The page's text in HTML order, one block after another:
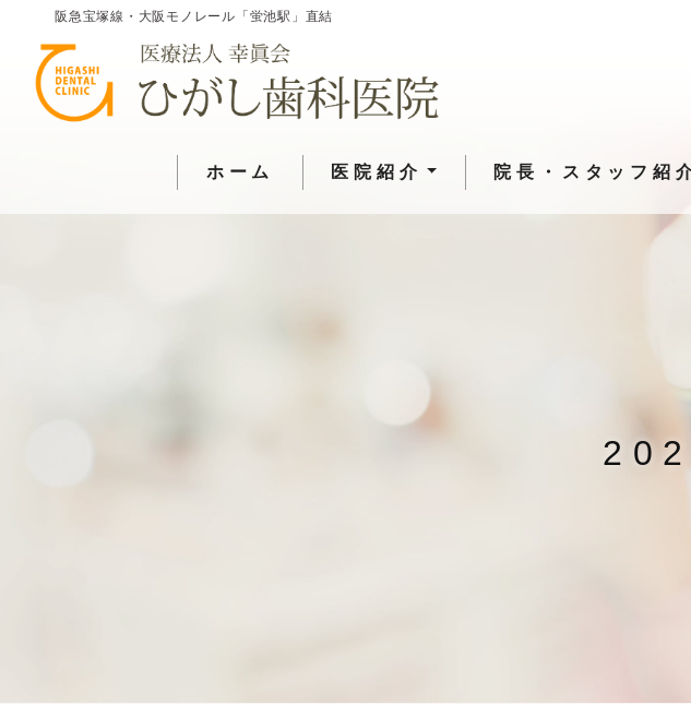
阪急宝塚線・大阪モノレール「蛍池駅」直結
ホーム 医院紹介 院長・スタッフ紹